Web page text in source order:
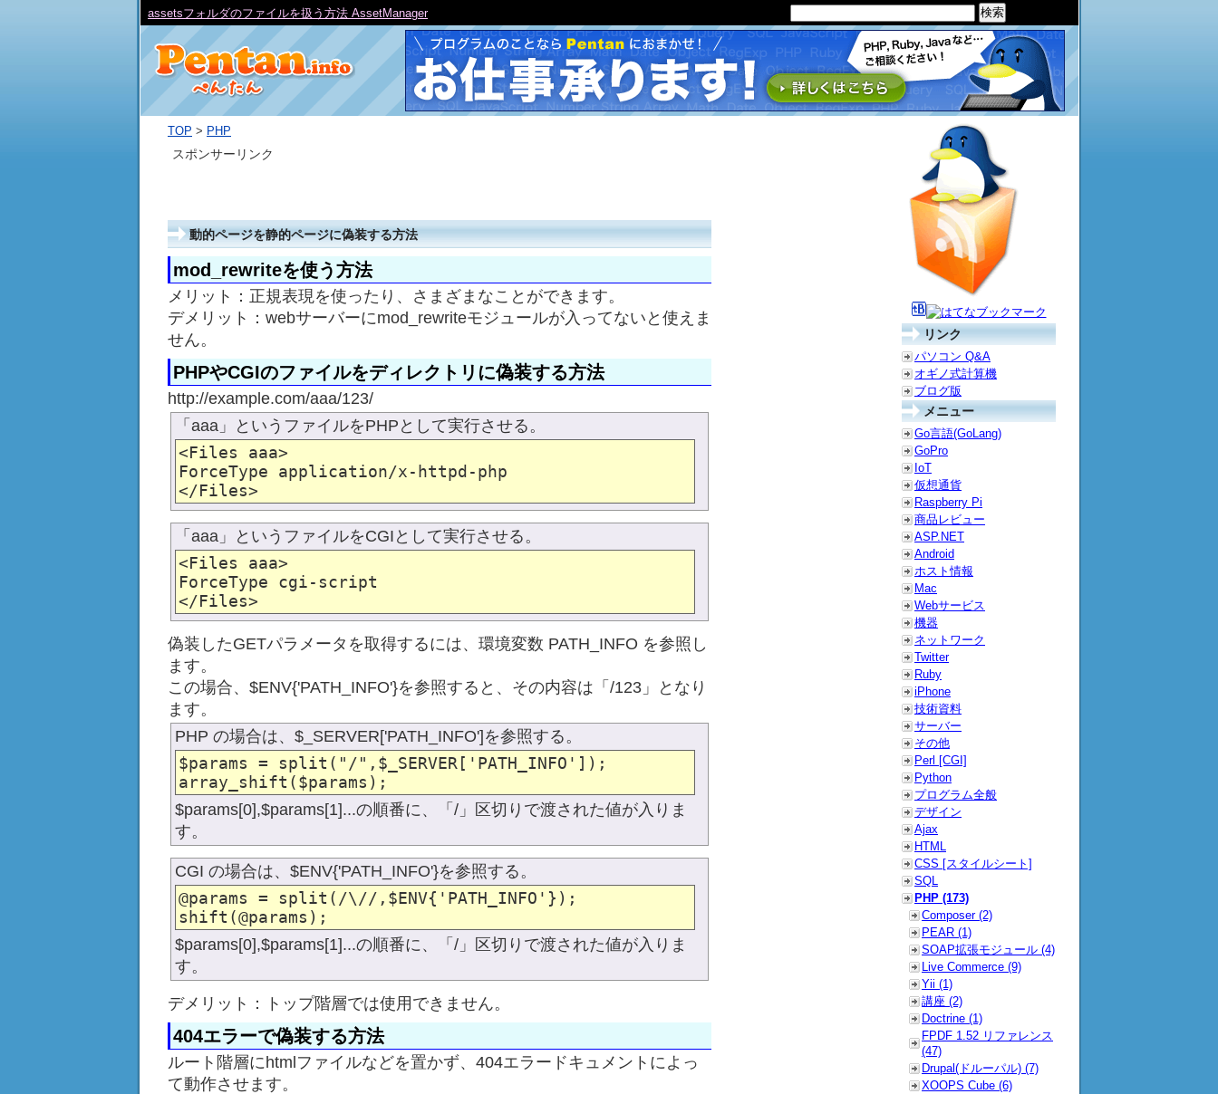
TOP > PHP
動的ページを静的ページに偽装する方法
mod_rewriteを使う方法
メリット：正規表現を使ったり、さまざまなことができます。
デメリット：webサーバーにmod_rewriteモジュールが入ってないと使えま
せん。
PHPやCGIのファイルをディレクトリに偽装する方法
http://example.com/aaa/123/
「aaa」というファイルをPHPとして実行させる。
<Files aaa>
ForceType application/x-httpd-php
「aaa」というファイルをCGIとして実行させる。
<Files aaa>
ForceType cgi-script
偽装したGETパラメータを取得するには、環境変数 PATH_INFO を参照し
ます。
この場合、$ENV{'PATH_INFO'}を参照すると、その内容は「/123」となり
ます。
PHP の場合は、$_SERVER['PATH_INFO']を参照する。
$params = split("/",$_SERVER['PATH_INFO']);
$params[0],$params[1]...の順番に、「/」区切りで渡された値が入りま
す。
CGI の場合は、$ENV{'PATH_INFO'}を参照する。
@params = split(/\//,$ENV{'PATH_INFO'});
$params[0],$params[1]...の順番に、「/」区切りで渡された値が入りま
す。
デメリット：トップ階層では使用できません。
404エラーで偽装する方法
ルート階層にhtmlファイルなどを置かず、404エラードキュメントによっ
て動作させます。
スポンサーリンク
リンク
パソコン Q&A
オギノ式計算機
ブログ版
メニュー
Go言語(GoLang)
GoPro
IoT
仮想通貨
Raspberry Pi
商品レビュー
ASP.NET
Android
ホスト情報
Mac
Webサービス
機器
ネットワーク
Twitter
Ruby
iPhone
技術資料
サーバー
その他
Perl [CGI]
Python
プログラム全般
デザイン
Ajax
HTML
CSS [スタイルシート]
SQL
PHP (173)
Composer (2)
PEAR (1)
SOAP拡張モジュール (4)
Live Commerce (9)
Yii (1)
講座 (2)
Doctrine (1)
FPDF 1.52 リファレンス
(47)
Drupal(ドルーパル) (7)
XOOPS Cube (6)
Zend Frameworkのデータベース接続